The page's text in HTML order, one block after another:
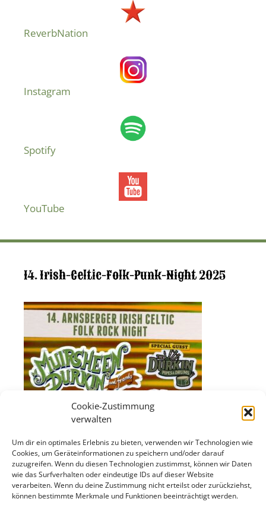
Cookie-Zustimmung
verwalten
Um dir ein optimales Erlebnis zu bieten, verwenden wir Technologien wie
Cookies, um Geräteinformationen zu speichern und/oder darauf
zuzugreifen. Wenn du diesen Technologien zustimmst, können wir Daten
wie das Surfverhalten oder eindeutige IDs auf dieser Website
verarbeiten. Wenn du deine Zustimmung nicht erteilst oder zurückziehst,
können bestimmte Merkmale und Funktionen beeinträchtigt werden.
ReverbNation
Instagram
Spotify
YouTube
14. Irish-Celtic-Folk-Punk-Night 2025